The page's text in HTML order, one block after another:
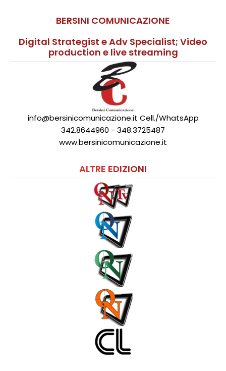
BERSINI COMUNICAZIONE
Digital Strategist e Adv Specialist; Video
production e live streaming
info@bersinicomunicazione.it Cell./WhatsApp
342.8644960 - 348.3725487
www.bersinicomunicazione.it
ALTRE EDIZIONI